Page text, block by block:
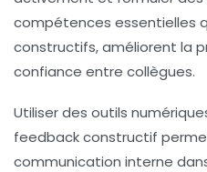
compétences essentielles
constructifs, améliorent la
confiance entre collègues.
Utiliser des outils
feedback constructif
communication interne